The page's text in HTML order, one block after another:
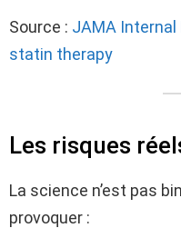
Source : JAMA
statin therapy
Les risques
La science n’est pas
provoquer :